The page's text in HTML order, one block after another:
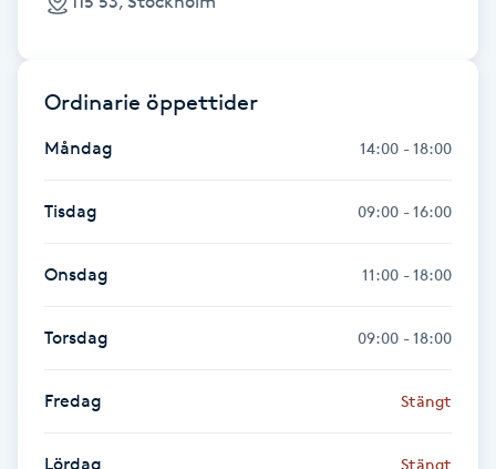
Faceliftmassage
Fet hårbotten
Fettreducering
Fibromassage
Fillers
Fotmassage
Ordinarie öppettider
Måndag 14:00 - 18:00
Tisdag 09:00 - 16:00
Onsdag 11:00 - 18:00
Torsdag 09:00 - 18:00
Fredag Stängt
Lördag Stängt